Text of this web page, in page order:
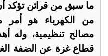
ما سبق من قرائن تؤكد
من الكهرباء هو أمر
مصالح تنظيمية، وله
قطاع غزة عن الضفة